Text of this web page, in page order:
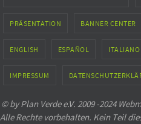
PRÄSENTATION BANNER CENTER
ENGLISH ESPAÑOL ITALIANO
IMPRESSUM
© by Plan Verde e.V. 2009 -2024
Alle Rechte vorbehalten. Kein Teil